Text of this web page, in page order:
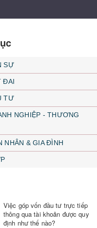
SỰ
ĐAI
TƯ
NGHIỆP - THƯƠNG
NHÂN & GIA ĐÌNH
Việc góp vốn đầu tư trực tiếp
thông qua tài khoản được quy
định như thế nào?